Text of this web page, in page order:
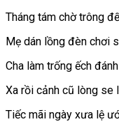
Tháng tám chờ trông
Mẹ dán lồng đèn chơi
Cha làm trống ếch
Xa rồi cảnh cũ lòng se
Tiếc mãi ngày xưa lệ